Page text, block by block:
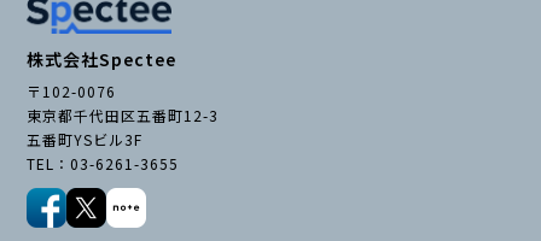
株式会社Spectee
〒102-0076
東京都千代田区五番町12-3
五番町YSビル3F
TEL：03-6261-3655